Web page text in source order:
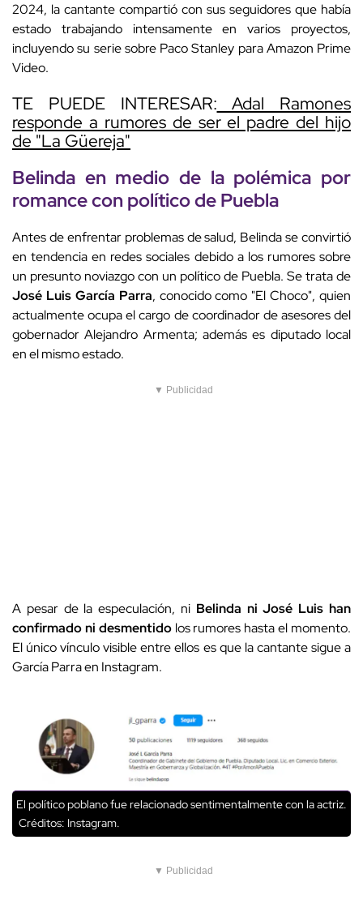
2024, la cantante compartió con sus seguidores que había
estado trabajando intensamente en varios proyectos,
incluyendo su serie sobre Paco Stanley para Amazon Prime
Video.
TE PUEDE INTERESAR: Adal Ramones
responde a rumores de ser el padre del hijo
de "La Güereja"
Belinda en medio de la polémica por
romance con político de Puebla
Antes de enfrentar problemas de salud, Belinda se convirtió
en tendencia en redes sociales debido a los rumores sobre
un presunto noviazgo con un político de Puebla. Se trata de
José Luis García Parra, conocido como "El Choco", quien
actualmente ocupa el cargo de coordinador de asesores del
gobernador Alejandro Armenta; además es diputado local
en el mismo estado.
▼ Publicidad
A pesar de la especulación, ni Belinda ni José Luis han
confirmado ni desmentidolos rumores hasta el momento.
El único vínculo visible entre ellos es que la cantante sigue a
García Parra en Instagram.
El político poblano fue relacionado sentimentalmente con la actriz.
Créditos: Instagram.
▼ Publicidad